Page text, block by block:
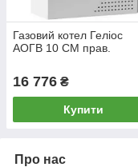
Газовий котел Геліос
АОГВ 10 СМ прав.
16 776 ₴
Купити
Про нас